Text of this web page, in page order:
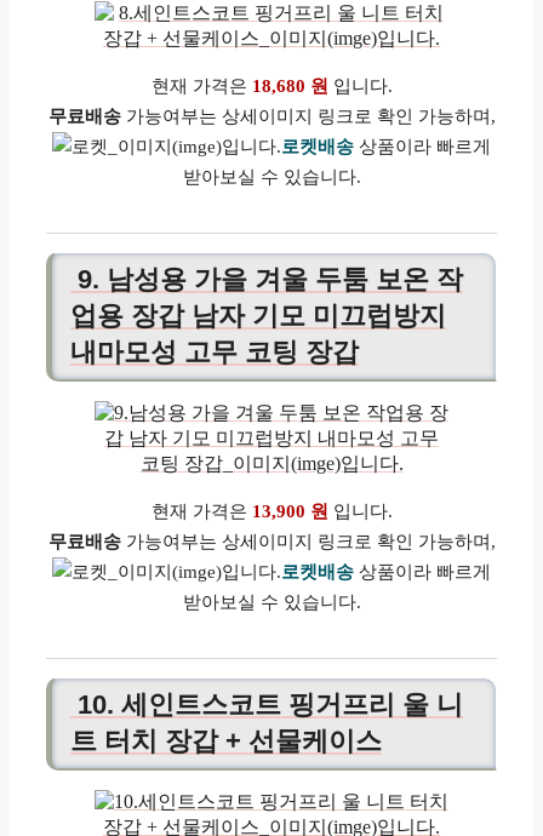
현재 가격은 18,680 원 입니다.
무료배송가능여부는 상세이미지 링크로 확인 가능하며,
로켓배송 상품이라 빠르게
받아보실 수 있습니다.
9. 남성용 가을 겨울 두툼 보온 작
업용 장갑 남자 기모 미끄럽방지
내마모성 고무 코팅 장갑
현재 가격은 13,900 원 입니다.
무료배송가능여부는 상세이미지 링크로 확인 가능하며,
로켓배송 상품이라 빠르게
받아보실 수 있습니다.
10. 세인트스코트 핑거프리 울 니
트 터치 장갑 + 선물케이스